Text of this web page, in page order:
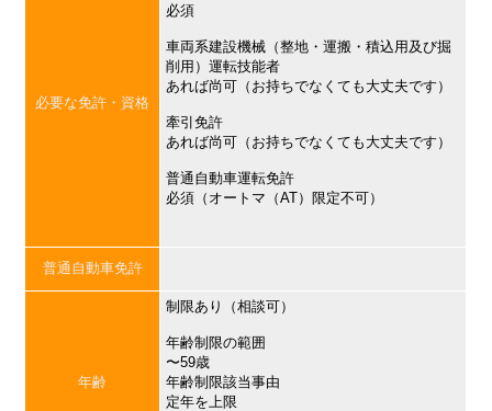
必要な免許・資格
必須
車両系建設機械（整地・運搬・積込用及び掘
削用）運転技能者
あれば尚可（お持ちでなくても大丈夫です）
牽引免許
あれば尚可（お持ちでなくても大丈夫です）
普通自動車運転免許
必須（オートマ（AT）限定不可）
普通自動車免許
年齢
制限あり（相談可）
年齢制限の範囲
〜59歳
年齢制限該当事由
定年を上限